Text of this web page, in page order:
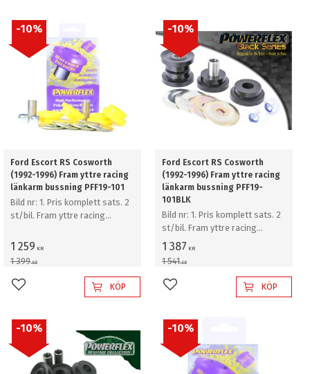
Ford Escort RS Cosworth
(1992-1996) Fram yttre racing
länkarm bussning PFF19-101
Bild nr: 1. Pris komplett sats. 2
st/bil. Fram yttre racing
1 259 KR
1 399KR
10%
Lägg till i favoriterKÖP
Ford Escort RS Cosworth
(1992-1996) Fram yttre racing
länkarm bussning PFF19-
101BLK
Bild nr: 1. Pris komplett sats. 2
st/bil. Fram yttre racing
länkarm bussning
1 387 KR
1 541KR
10%
Lägg till i favoriterKÖP
10% 10%